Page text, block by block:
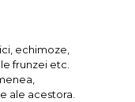
echimoze,
frunzei etc.
ale acestora.